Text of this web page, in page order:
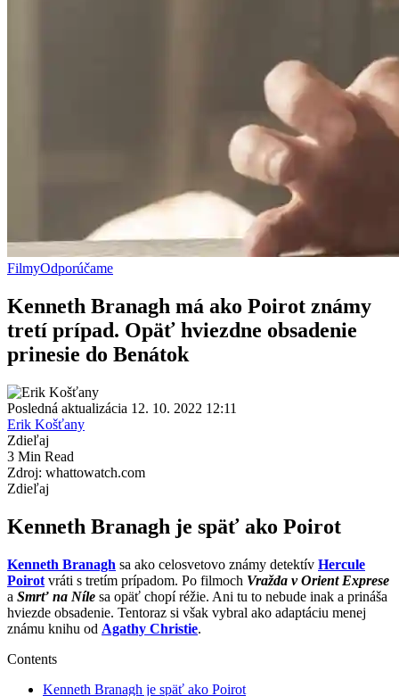
FilmyOdporúčame
Kenneth Branagh má ako Poirot známy
tretí prípad. Opäť hviezdne obsadenie
prinesie do Benátok
Posledná aktualizácia 12. 10. 2022 12:11
Erik Košťany
Zdieľaj
3 Min Read
Zdroj: whattowatch.com
Zdieľaj
Kenneth Branagh je späť ako Poirot
Kenneth Branagh sa ako celosvetovo známy detektív Hercule
Poirot vráti s tretím prípadom. Po filmoch Vražda v Orient Exprese
a Smrť na Níle sa opäť chopí réžie. Ani tu to nebude inak a prináša
hviezde obsadenie. Tentoraz si však vybral ako adaptáciu menej
známu knihu od Agathy Christie.
Contents
Kenneth Branagh je späť ako Poirot